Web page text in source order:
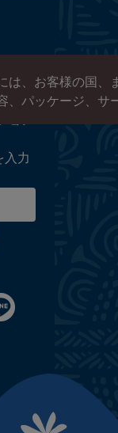
タ
新
入力
は、お客様の国
、パッケージ、サ